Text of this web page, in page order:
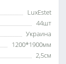
LuxEstet
44шт
Украина
1200*1900мм
2,5см